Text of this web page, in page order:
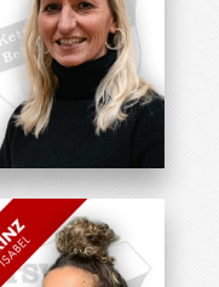
Übungsleiterin